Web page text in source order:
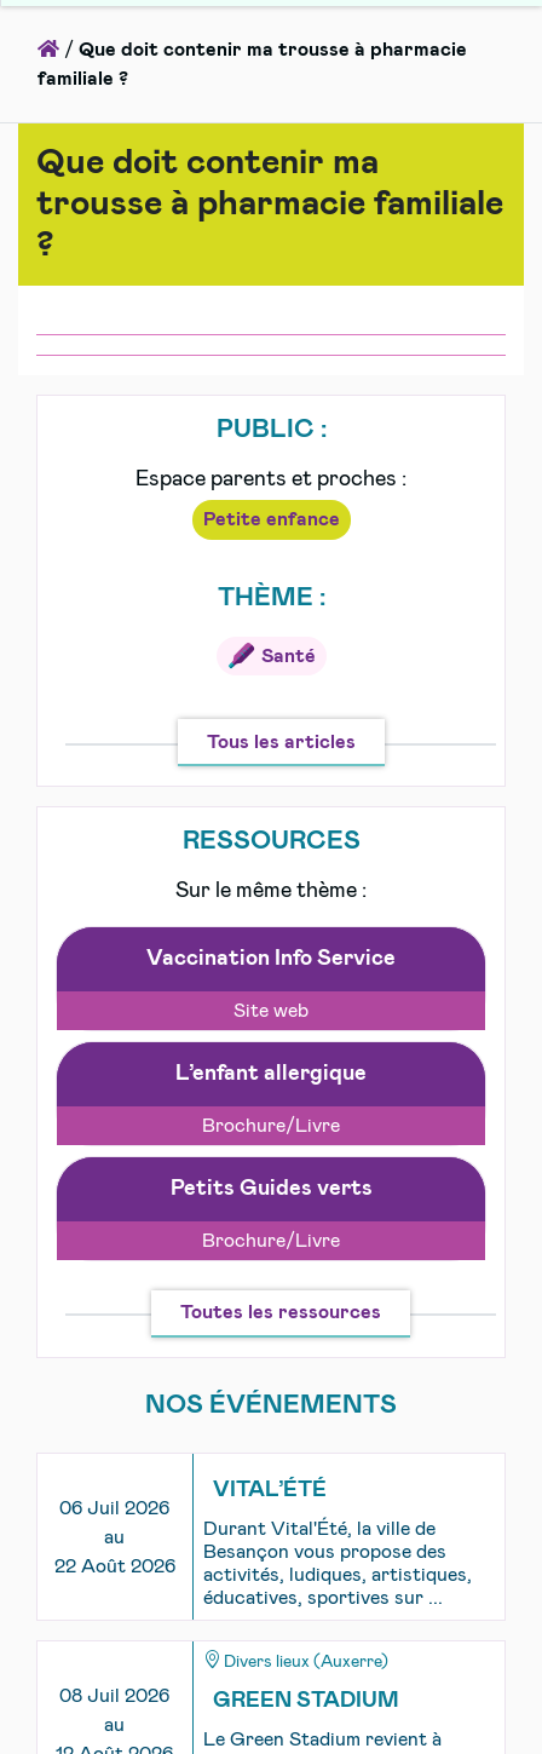
Accueil
/ Que doit contenir ma trousse à pharmacie
familiale ?
Que doit contenir ma
trousse à pharmacie familiale
?
PUBLIC :
Espace parents et proches :
Petite enfance
THÈME :
Santé
Tous les articles
RESSOURCES
Sur le même thème :
Vaccination Info Service
Site web
L’enfant allergique
Brochure/Livre
Petits Guides verts
Brochure/Livre
Toutes les ressources
NOS ÉVÉNEMENTS
06 Juil 2026
au
22 Août 2026
VITAL’ÉTÉ
Durant Vital'Été, la ville de
Besançon vous propose des
activités, ludiques, artistiques,
éducatives, sportives sur ...
08 Juil 2026
au
Divers lieux (Auxerre)
GREEN STADIUM
Le Green Stadium revient à